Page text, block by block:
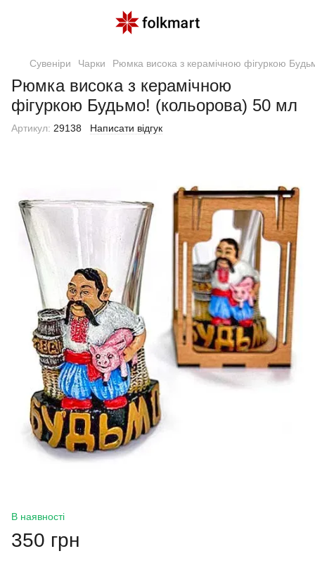
Сувеніри Чарки Рюмка висока з керамічною фігуркою
Рюмка висока з керамічною
фігуркою Будьмо! (кольорова) 50 мл
Артикул: 29138 Написати відгук
В наявності
350 грн